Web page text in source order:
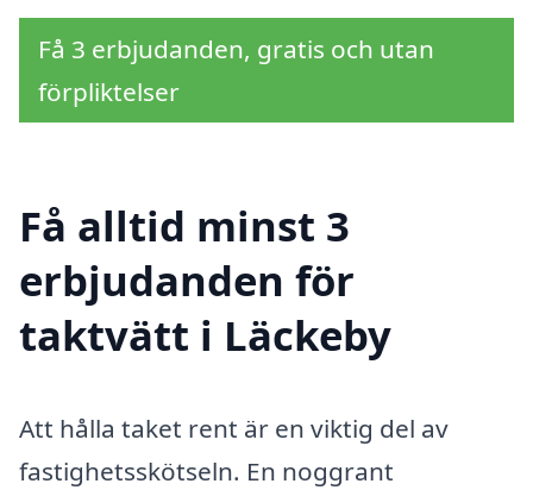
Få 3 erbjudanden, gratis och utan
förpliktelser
Få alltid minst 3
erbjudanden för
taktvätt i Läckeby
Att hålla taket rent är en viktig del av
fastighetsskötseln. En noggrant